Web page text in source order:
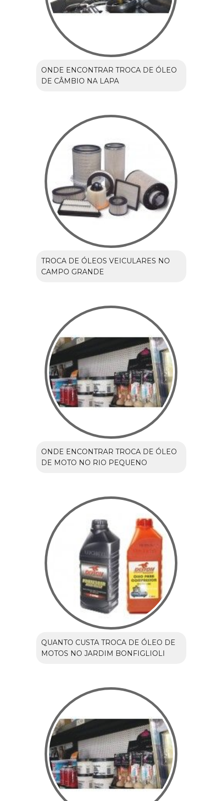
ONDE ENCONTRAR TROCA DE ÓLEO
DE CÂMBIO NA LAPA
TROCA DE ÓLEOS VEICULARES NO
CAMPO GRANDE
ONDE ENCONTRAR TROCA DE ÓLEO
DE MOTO NO RIO PEQUENO
QUANTO CUSTA TROCA DE ÓLEO DE
MOTOS NO JARDIM BONFIGLIOLI